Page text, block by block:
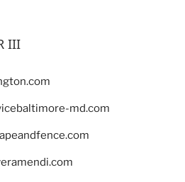
III
md.com